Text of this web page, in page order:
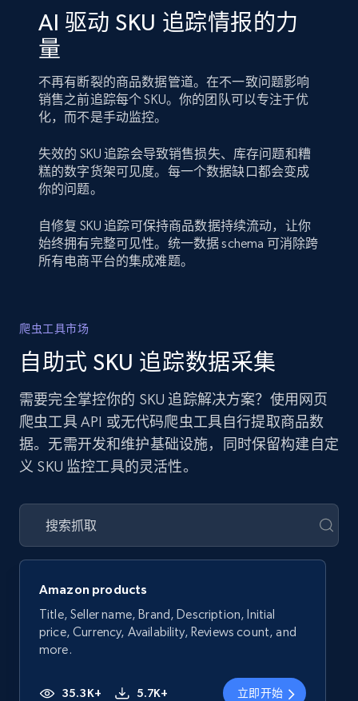
AI 驱动 SKU 追踪情报的力
量
不再有断裂的商品数据管道。在不一致问题影响
销售之前追踪每个 SKU。你的团队可以专注于优
化，而不是手动监控。
失效的 SKU 追踪会导致销售损失、库存问题和糟
糕的数字货架可见度。每一个数据缺口都会变成
你的问题。
自修复 SKU 追踪可保持商品数据持续流动，让你
始终拥有完整可见性。统一数据 schema 可消除跨
所有电商平台的集成难题。
爬虫工具市场
自助式 SKU 追踪数据采集
需要完全掌控你的 SKU 追踪解决方案？使用网页
爬虫工具 API 或无代码爬虫工具自行提取商品数
据。无需开发和维护基础设施，同时保留构建自定
义 SKU 监控工具的灵活性。
Amazon products
Title, Seller name, Brand, Description, Initial
price, Currency, Availability, Reviews count, and
more.
35.3K+ 5.7K+ 立即开始